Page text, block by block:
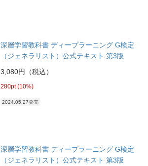
深層学習教科書 ディープラーニング G検定
（ジェネラリスト）公式テキスト 第3版
3,080円（税込）
280pt (10%)
2024.05.27発売
深層学習教科書 ディープラーニング G検定
（ジェネラリスト）公式テキスト 第3版